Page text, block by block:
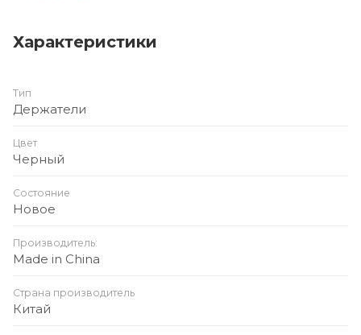
Угол наклона: регулируется (360°)
быстрая установка
Характеристики
Тип
Держатели
Цвет
Черный
Состояние
Новое
Производитель:
Made in China
Страна производитель
Китай